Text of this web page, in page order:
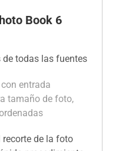
Book 6
de todas las fuentes
entrada
tamaño de foto,
recorte de la foto